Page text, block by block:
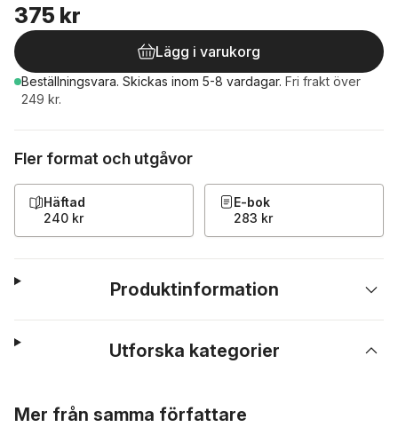
375 kr
Lägg i varukorg
Beställningsvara. Skickas inom 5-8 vardagar. Fri frakt över
249 kr.
Fler format och utgåvor
Häftad
240 kr
E-bok
283 kr
Produktinformation
Utforska kategorier
Mer från samma författare